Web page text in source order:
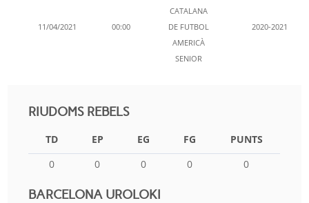
11/04/2021 00:00
CATALANA
DE FUTBOL
AMERICÀ
SENIOR
2020-2021
RIUDOMS REBELS
TD EP EG FG
PUNTS
0
0 0 0 0
BARCELONA UROLOKI